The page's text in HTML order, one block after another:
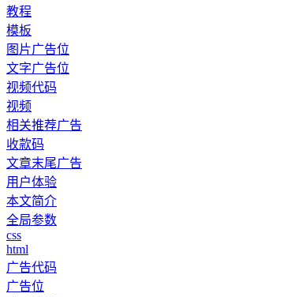
教程
模板
图片广告位
文字广告位
视频代码
视频
相关推荐广告
收款码
文章末尾广告
用户体验
本文简介
全局参数
css
html
广告代码
广告位